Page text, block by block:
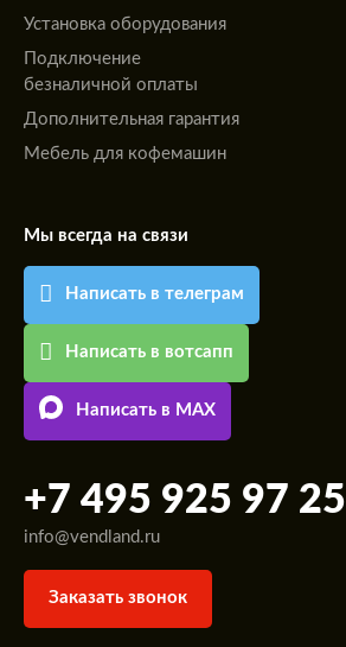
Установка оборудования
Подключение
безналичной оплаты
Дополнительная гарантия
Мебель для кофемашин
Мы всегда на связи
Написать в телеграм
Написать в вотсапп
Написать в MAX
+7 495 925 97 25
info@vendland.ru
Заказать звонок